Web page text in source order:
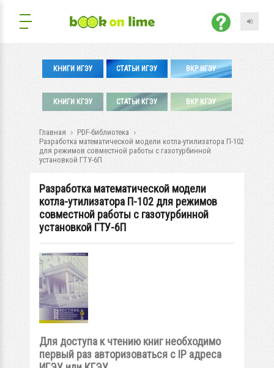
КНИГИ ИГЭУ СТАТЬИ ИГЭУ ВКР ИГЭУ
КНИГИ КГЭУ СТАТЬИ КГЭУ ВКР КГЭУ
Главная
PDF-библиотека
Разработка математической модели котла-утилизатора П-102
для режимов совместной работы с газотурбинной
установкой ГТУ-6П
Разработка математической модели
котла-утилизатора П-102 для режимов
совместной работы с газотурбинной
установкой ГТУ-6П
Для доступа к чтению книг необходимо
первый раз авторизоваться с IP адреса